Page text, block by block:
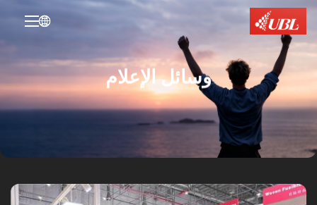

وسائل الإعلام